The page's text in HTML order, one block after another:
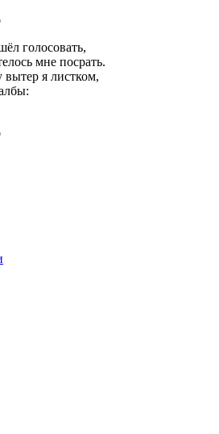
голосовать,
мне посрать.
я листком,